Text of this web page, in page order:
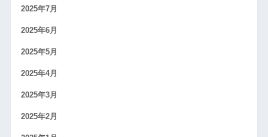
2025年7月
2025年6月
2025年5月
2025年4月
2025年3月
2025年2月